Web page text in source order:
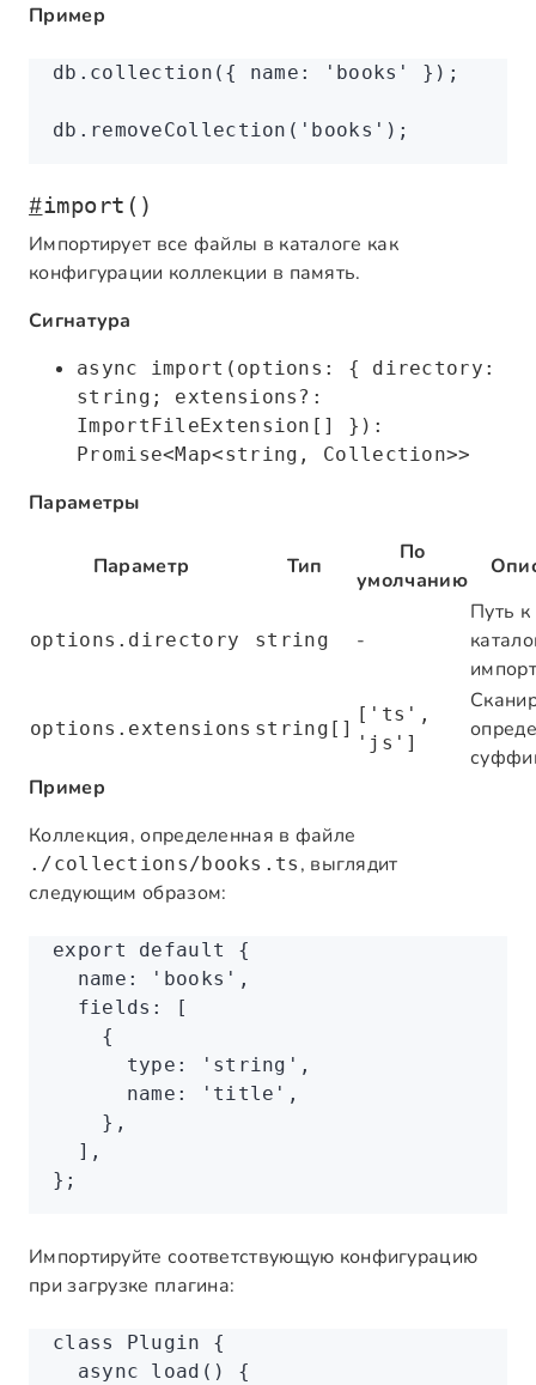
Пример
db .collection ({ name : 'books' });
db .removeCollection ( 'books' );
#import()
Импортирует все файлы в каталоге как
конфигурации коллекции в память.
Сигнатура
async import(options: { directory:
string; extensions?:
ImportFileExtension[] }):
Promise<Map<string, Collection>>
Параметры
Параметр Тип
По
умолчанию
options.directory string -
Путь к
options.extensions string[]
['ts',
'js']
Пример
Коллекция, определенная в файле
./collections/books.ts , выглядит
следующим образом:
export default
{
  name
: 'books' ,
  fields
:
[
    {
      type
: 'string' ,
      name
: 'title' ,
    }
,
  ]
,
};
Импортируйте соответствующую конфигурацию
при загрузке плагина:
class Plugin {
  async
load () {